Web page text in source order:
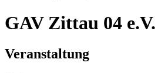
GAV Zittau 04 e.V.
Veranstaltung